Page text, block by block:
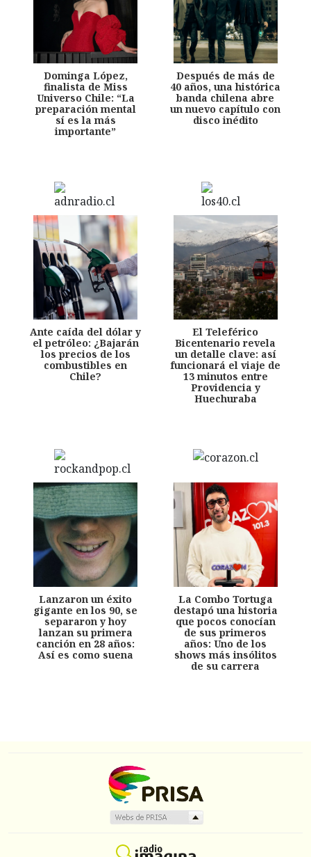
Dominga López,
finalista de Miss
Universo Chile: “La
preparación mental
sí es la más
importante”
Después de más de
40 años, una histórica
banda chilena abre
un nuevo capítulo con
disco inédito
Ante caída del dólar y
el petróleo: ¿Bajarán
los precios de los
combustibles en
Chile?
El Teleférico
Bicentenario revela
un detalle clave: así
funcionará el viaje de
13 minutos entre
Providencia y
Huechuraba
Lanzaron un éxito
gigante en los 90, se
separaron y hoy
lanzan su primera
canción en 28 años:
Así es como suena
La Combo Tortuga
destapó una historia
que pocos conocían
de sus primeros
años: Uno de los
shows más insólitos
de su carrera